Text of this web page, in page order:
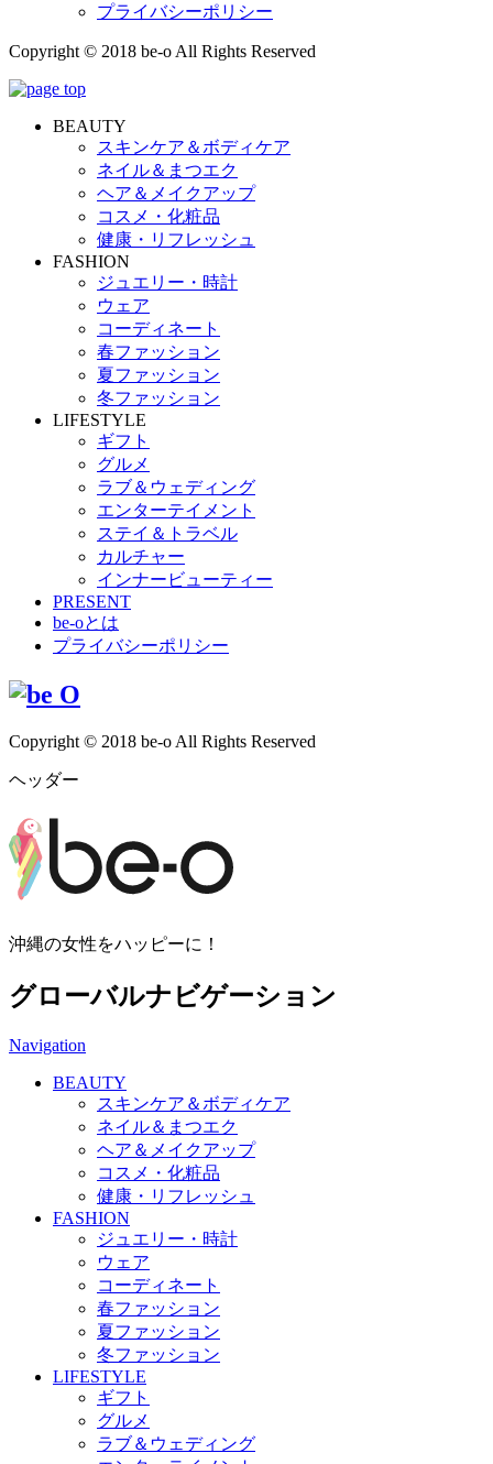
プライバシーポリシー
Copyright © 2018 be-o All Rights Reserved
BEAUTY
スキンケア＆ボディケア
ネイル＆まつエク
ヘア＆メイクアップ
コスメ・化粧品
健康・リフレッシュ
FASHION
ジュエリー・時計
ウェア
コーディネート
春ファッション
夏ファッション
冬ファッション
LIFESTYLE
ギフト
グルメ
ラブ＆ウェディング
エンターテイメント
ステイ＆トラベル
カルチャー
インナービューティー
PRESENT
be-oとは
プライバシーポリシー
Copyright © 2018 be-o All Rights Reserved
ヘッダー
沖縄の女性をハッピーに！
グローバルナビゲーション
Navigation
BEAUTY
スキンケア＆ボディケア
ネイル＆まつエク
ヘア＆メイクアップ
コスメ・化粧品
健康・リフレッシュ
FASHION
ジュエリー・時計
ウェア
コーディネート
春ファッション
夏ファッション
冬ファッション
LIFESTYLE
ギフト
グルメ
ラブ＆ウェディング